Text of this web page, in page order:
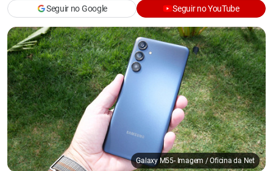
Seguir no Google
Seguir no YouTube
Galaxy M55- Imagem / Oficina da Net